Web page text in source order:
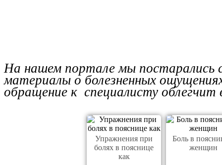
На нашем портале мы постарались
материалы о болезненных
обращение к специалисту
Упражнения при
болях в пояснице
как
Боль в
женщин